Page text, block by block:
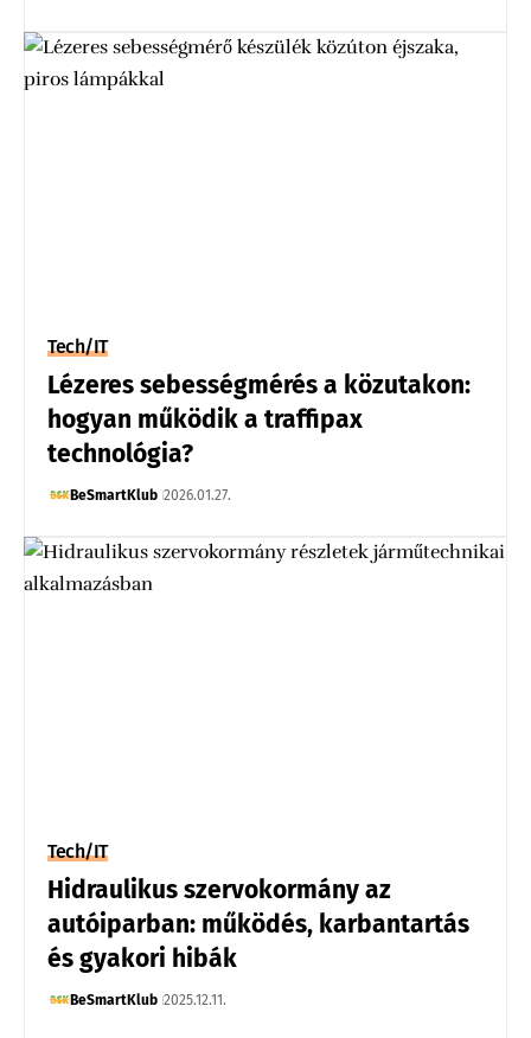
Tech/IT
Lézeres sebességmérés a közutakon:
hogyan működik a traffipax
technológia?
BeSmartKlub 2026.01.27.
Tech/IT
Hidraulikus szervokormány az
autóiparban: működés, karbantartás
és gyakori hibák
BeSmartKlub 2025.12.11.